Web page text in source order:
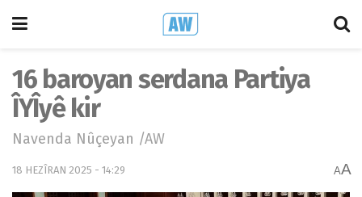
16 baroyan serdana Partiya
ÎYÎyê kir
Navenda Nûçeyan /AW
18 HEZÎRAN 2025 - 14:29 AA